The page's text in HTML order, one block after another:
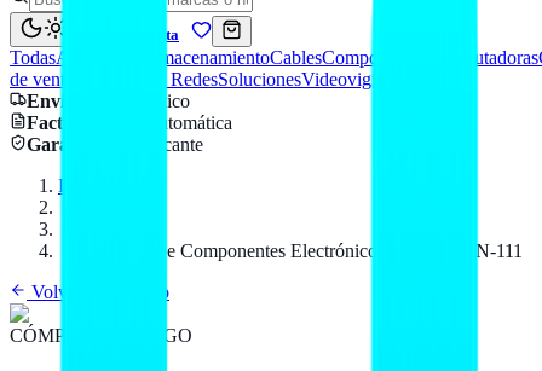
Mi cuenta
TodasAccesorios AlmacenamientoCablesComponentes Computadoras
de venta
Seguridad y RedesSolucionesVideovigilancia
Envío
a todo México
Factura CFDI
automática
Garantía
de fabricante
Inicio
Limpiador de Componentes Electrónicos Vorago CLN-111
Volver al catálogo
CÓMPUTO VORAGO